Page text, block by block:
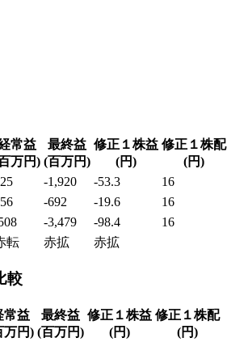
常益
万円)
最終益
(百万円)
修正１株益
(円)
修正１株配
(円)
-1,920 -53.3 16
-692 -19.6 16
-3,479 -98.4 16
転 赤拡 赤拡
較
常益
万円)
最終益
(百万円)
修正１株益
(円)
修正１株配
(円)